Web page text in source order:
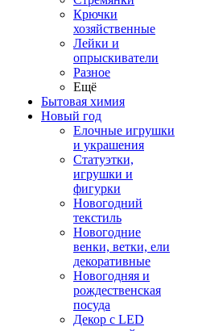
Крючки
хозяйственные
Лейки и
опрыскиватели
Разное
Ещё
Бытовая химия
Новый год
Елочные игрушки
и украшения
Статуэтки,
игрушки и
фигурки
Новогодний
текстиль
Новогодние
венки, ветки, ели
декоративные
Новогодняя и
рождественская
посуда
Декор с LED